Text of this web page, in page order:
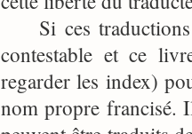
Si ces traductions
contestable et ce
regarder les index)
nom propre francisé.